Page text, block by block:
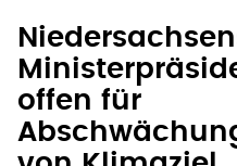
offen für